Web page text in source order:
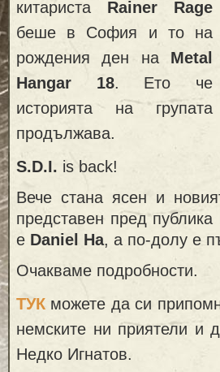
китариста Rainer Rage
беше в София и то на
рождения ден наMetal
Hangar 18. Ето че
историята на групата
продължава.
S.D.I. is back!
Вече стана ясен и
представен пред
е Daniel Ha, а по-долу е
Очакваме подробности.
ТУК можете да си
немските ни приятели и
Недко Игнатов.